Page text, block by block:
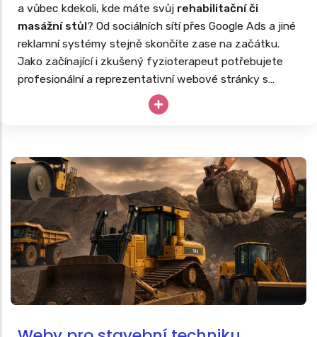
a vůbec kdekoli, kde máte svůj rehabilitační či
masážní stůl? Od sociálních sítí přes Google Ads a jiné
reklamní systémy stejně skončíte zase na začátku.
Jako začínající i zkušený fyzioterapeut potřebujete
profesionální a reprezentativní webové stránky s
nabídkou masáží, fyzioterapie či rehabilitací další
podpůrné léčby. Stejně tak, jako tvoříme